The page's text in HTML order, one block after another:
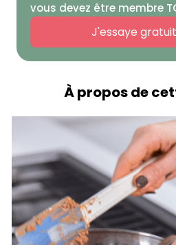
vous devez être membre
J'essaye
À propos de